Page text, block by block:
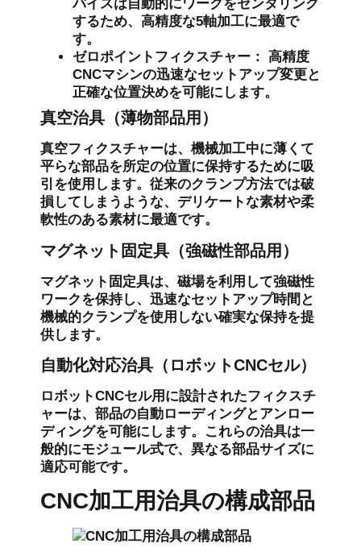
バイスは自動的にワークをセンタリング
するため、高精度な5軸加工に最適で
す。
ゼロポイントフィクスチャー： 高精度
CNCマシンの迅速なセットアップ変更と
正確な位置決めを可能にします。
真空治具（薄物部品用）
真空フィクスチャーは、機械加工中に薄くて
平らな部品を所定の位置に保持するために吸
引を使用します。従来のクランプ方法では破
損してしまうような、デリケートな素材や柔
軟性のある素材に最適です。
マグネット固定具（強磁性部品用）
マグネット固定具は、磁場を利用して強磁性
ワークを保持し、迅速なセットアップ時間と
機械的クランプを使用しない確実な保持を提
供します。
自動化対応治具（ロボットCNCセル）
ロボットCNCセル用に設計されたフィクスチ
ャーは、部品の自動ローディングとアンロー
ディングを可能にします。これらの治具は一
般的にモジュール式で、異なる部品サイズに
適応可能です。
CNC加工用治具の構成部品